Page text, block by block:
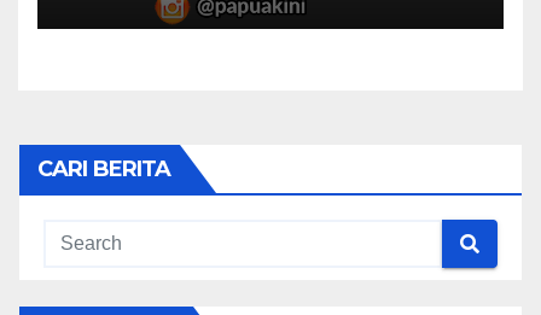
CARI BERITA